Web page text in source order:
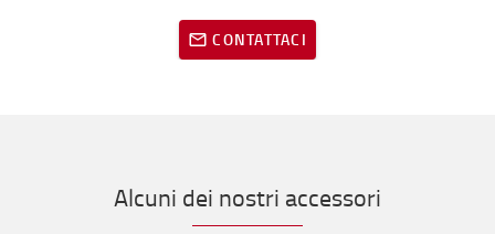
CONTATTACI
Alcuni dei nostri accessori